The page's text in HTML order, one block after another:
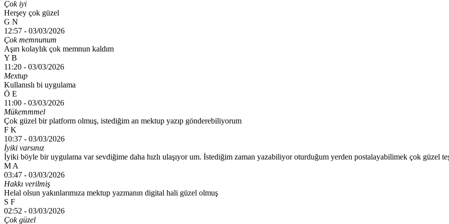
Çok iyi
Herşey çok güzel
G N
12:57 - 03/03/2026
Çok memnunum
Aşırı kolaylık çok memnun kaldım
Y B
11:20 - 03/03/2026
Mextup
Kullanıslı bi uygulama
Ö E
11:00 - 03/03/2026
Mükemmmel
Çok güzel bir platform olmuş, istediğim an mektup yazıp gönderebiliyorum
F K
10:37 - 03/03/2026
İyiki varsınız
İyiki böyle bir uygulama var sevdiğime daha hızlı ulaşıyor um. İstediğim zaman yazabiliyor oturduğum yerden postalayabilimek çok güzel
M A
03:47 - 03/03/2026
Hakkı verilmiş
Helal olsun yakınlarımıza mektup yazmanın digital hali güzel olmuş
S F
02:52 - 03/03/2026
Çok güzel